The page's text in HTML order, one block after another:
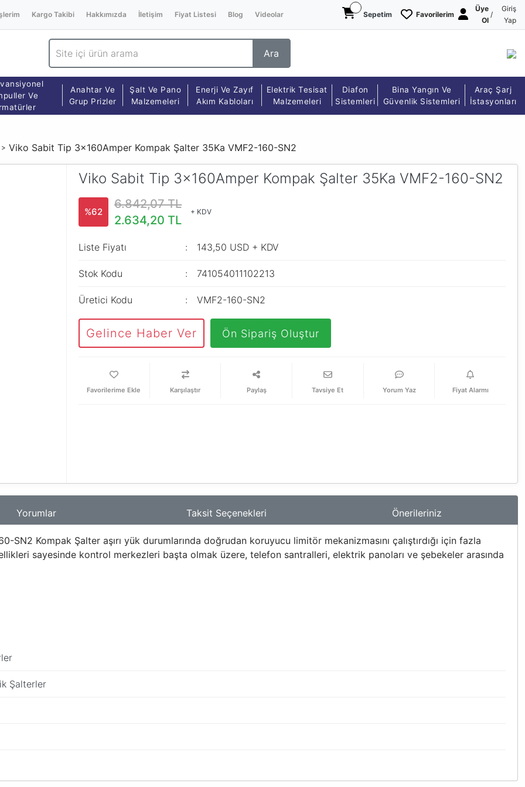
Kargo Takibi Hakkımızda İletişim Fiyat Listesi Blog Videolar Sepetim Favorilerim
Üye
Ol
/
Giriş
Yap
Ara
Ve
Anahtar Ve
Grup Prizler
Şalt Ve Pano
Malzemeleri
Enerji Ve Zayıf
Akım Kabloları
Elektrik Tesisat
Malzemeleri
Diafon
Sistemleri
Bina Yangın Ve
Güvenlik Sistemleri
Araç Şarj
İstasyonları
Viko Sabit Tip 3x160Amper Kompak Şalter 35Ka VMF2-160-SN2
Viko Sabit Tip 3x160Amper Kompak Şalter 35Ka VMF2-160-SN2
%62
6.842,07 TL
2.634,20 TL
+ KDV
Liste Fiyatı 143,50 USD + KDV
Stok Kodu 741054011102213
Üretici Kodu VMF2-160-SN2
Gelince Haber Ver Ön Sipariş Oluştur
Karşılaştır Paylaş Tavsiye Et Yorum Yaz Fiyat Alarmı
Yorumlar Taksit Seçenekleri Önerileriniz
Kompak Şalter aşırı yük durumlarında doğrudan koruyucu limitör mekanizmasını çalıştırdığı için fazla
sayesinde kontrol merkezleri başta olmak üzere, telefon santralleri, elektrik panoları ve şebekeler arasında
Şalterler